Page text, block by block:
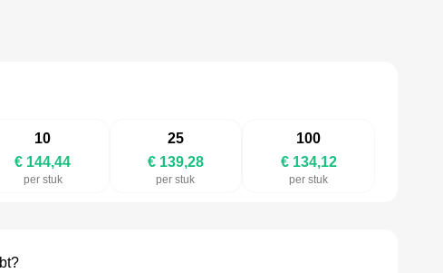
10
€ 144,44
per stuk
25
€ 139,28
per stuk
100
€ 134,12
per stuk